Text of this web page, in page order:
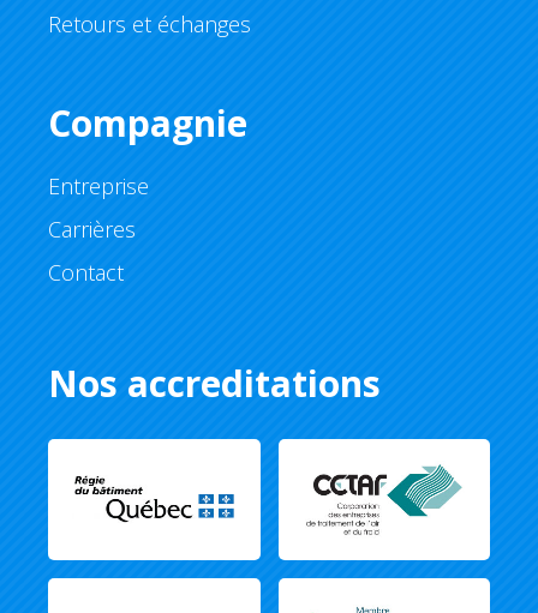
Retours et échanges
Compagnie
Entreprise
Carrières
Contact
Nos accreditations